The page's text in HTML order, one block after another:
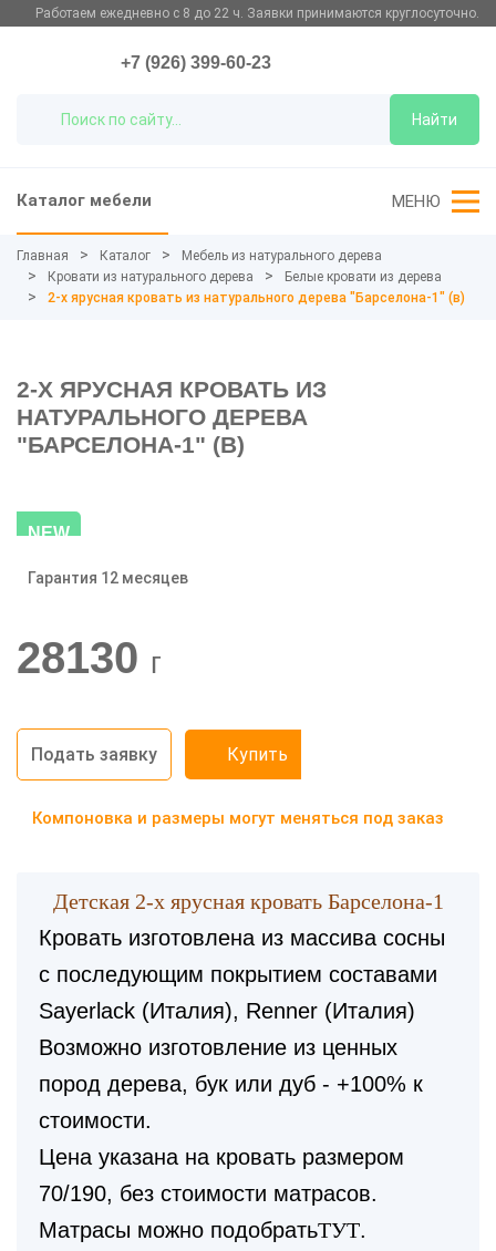
Работаем ежедневно с 8 до 22 ч. Заявки принимаются круглосуточно.
Найти
+7 (926) 399-60-23
Каталог мебели МЕНЮ
Главная Каталог
Мебель из натурального дерева
Кровати из натурального дерева
Белые кровати из дерева
2-х ярусная кровать из натурального дерева "Барселона-1" (в)
2-Х ЯРУСНАЯ КРОВАТЬ ИЗ
НАТУРАЛЬНОГО ДЕРЕВА
"БАРСЕЛОНА-1" (В)
NEW
-20%
Гарантия 12 месяцев
28130 г
Подать заявку Купить
Компоновка и размеры могут меняться под заказ
Детская 2-х ярусная кровать Барселона-1
Кровать изготовлена из массива сосны
с последующим покрытием составами
Sayerlack (Италия), Renner (Италия)
Возможно изготовление из ценных
пород дерева, бук или дуб - +100% к
стоимости.
Цена указана на кровать размером
70/190, без стоимости матрасов.
Матрасы можно подобратьТУТ.